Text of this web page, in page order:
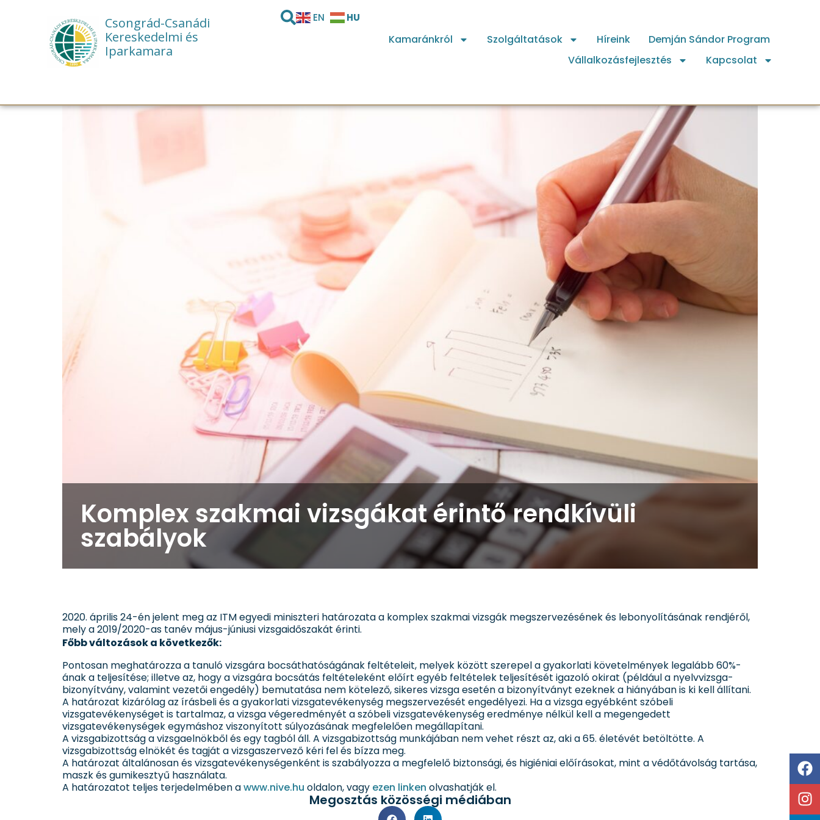
Csongrád-Csanádi
Kereskedelmi és
Iparkamara
EN HU
Kamaránkról Szolgáltatások Híreink
Demján Sándor Program
Vállalkozásfejlesztés
Kapcsolat
Komplex szakmai vizsgákat érintő rendkívüli
szabályok
2020. április 24-én jelent meg az ITM egyedi miniszteri határozata a komplex szakmai vizsgák megszervezésének és lebonyolításának rendjéről,
mely a 2019/2020-as tanév május-júniusi vizsgaidőszakát érinti.
Főbb változások a következők:
Pontosan meghatározza a tanuló vizsgára bocsáthatóságának feltételeit, melyek között szerepel a gyakorlati követelmények legalább 60%-
ának a teljesítése; illetve az, hogy a vizsgára bocsátás feltételeként előírt egyéb feltételek teljesítését igazoló okirat (például a nyelvvizsga-
bizonyítvány, valamint vezetői engedély) bemutatása nem kötelező, sikeres vizsga esetén a bizonyítványt ezeknek a hiányában is ki kell állítani.
A határozat kizárólag az írásbeli és a gyakorlati vizsgatevékenység megszervezését engedélyezi. Ha a vizsga egyébként szóbeli
vizsgatevékenységet is tartalmaz, a vizsga végeredményét a szóbeli vizsgatevékenység eredménye nélkül kell a megengedett
vizsgatevékenységek egymáshoz viszonyított súlyozásának megfelelően megállapítani.
A vizsgabizottság a vizsgaelnökből és egy tagból áll. A vizsgabizottság munkájában nem vehet részt az, aki a 65. életévét betöltötte. A
vizsgabizottság elnökét és tagját a vizsgaszervező kéri fel és bízza meg.
A határozat általánosan és vizsgatevékenységenként is szabályozza a megfelelő biztonsági, és higiéniai előírásokat, mint a védőtávolság tartása,
maszk és gumikesztyű használata.
A határozatot teljes terjedelmében awww.nive.hu oldalon, vagy ezen linken olvashatják el.
Megosztás közösségi médiában